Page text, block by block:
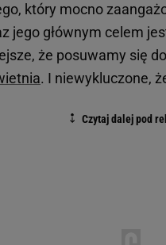
który mocno
jego głównym celem
że posuwamy się
. I niewykluczone,